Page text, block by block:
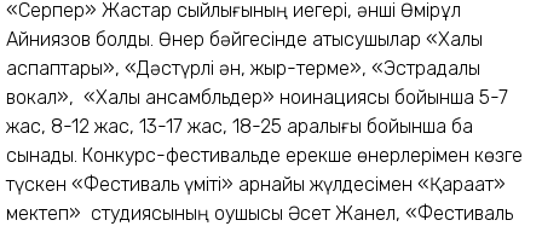
«Серпер» Жастар сыйлығының иегері, әнші Өмірқұл
Айниязов болды. Өнер бәйгесінде қатысушылар «Халық
аспаптары», «Дәстүрлі ән, жыр-терме», «Эстрадалық
вокал», «Халық ансамбльдер» ноинациясы бойынша 5-7
жас, 8-12 жас, 13-17 жас, 18-25 аралығы бойынша бақ
сынады. Конкурс-фестивальде ерекше өнерлерімен көзге
түскен «Фестиваль үміті» арнайы жүлдесімен «Қарақат»
мектеп» студиясының оқушысы Әсет Жанел, «Фестиваль